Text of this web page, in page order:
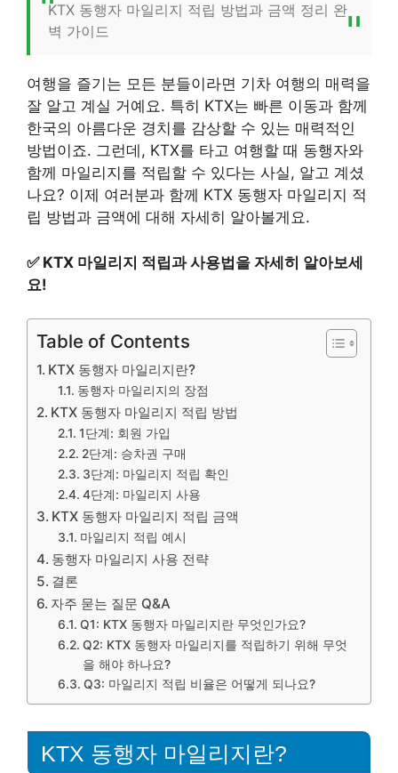
KTX 동행자 마일리지 적립 방법과 금액 정리 완
벽 가이드
여행을 즐기는 모든 분들이라면 기차 여행의 매력을
잘 알고 계실 거예요. 특히 KTX는 빠른 이동과 함께
한국의 아름다운 경치를 감상할 수 있는 매력적인
방법이죠. 그런데, KTX를 타고 여행할 때 동행자와
함께 마일리지를 적립할 수 있다는 사실, 알고 계셨
나요? 이제 여러분과 함께 KTX 동행자 마일리지 적
립 방법과 금액에 대해 자세히 알아볼게요.
✅ KTX 마일리지 적립과 사용법을 자세히 알아보세
요!
Table of Contents
KTX 동행자 마일리지란?
동행자 마일리지의 장점
KTX 동행자 마일리지 적립 방법
1단계: 회원 가입
2단계: 승차권 구매
3단계: 마일리지 적립 확인
4단계: 마일리지 사용
KTX 동행자 마일리지 적립 금액
마일리지 적립 예시
동행자 마일리지 사용 전략
결론
자주 묻는 질문 Q&A
Q1: KTX 동행자 마일리지란 무엇인가요?
Q2: KTX 동행자 마일리지를 적립하기 위해 무엇
을 해야 하나요?
Q3: 마일리지 적립 비율은 어떻게 되나요?
KTX 동행자 마일리지란?